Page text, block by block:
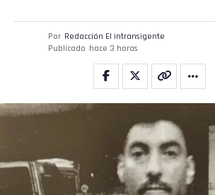
Por Redacción El intransigente
Publicado hace 3 horas